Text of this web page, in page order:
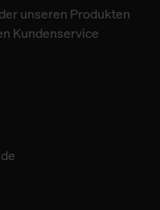
unseren Produkten
Kundenservice